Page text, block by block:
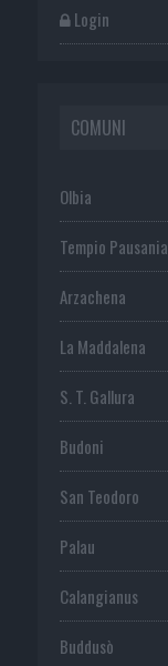
Login
COMUNI
Olbia
Tempio Pausania
Arzachena
La Maddalena
S. T. Gallura
Budoni
San Teodoro
Palau
Calangianus
Buddusò